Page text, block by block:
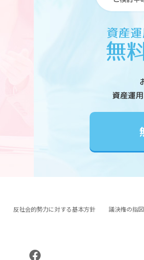
資産運
反社会的勢力に対する基本方針 議決権の指